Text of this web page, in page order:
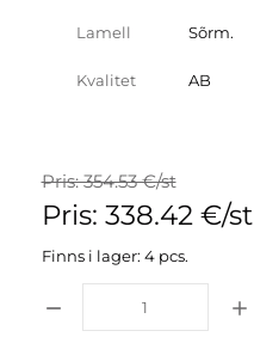
Lamell Sõrm.
Kvalitet AB
Pris: 354.53 €/st
Pris: 338.42 €/st
Finns i lager: 4 pcs.